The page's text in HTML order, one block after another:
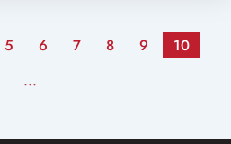
5 6 7 8 9
10
...